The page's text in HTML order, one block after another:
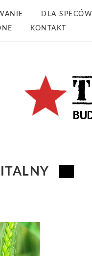
DLA SPECÓW
KONTAKT